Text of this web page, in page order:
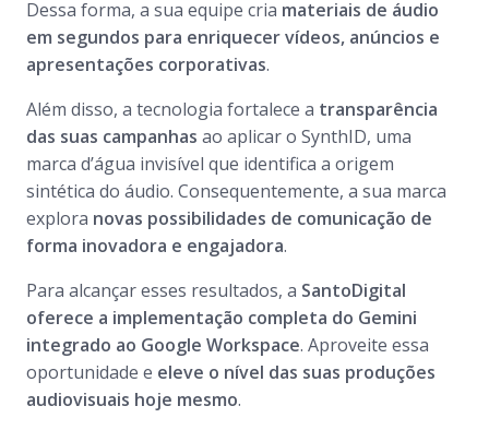
Dessa forma, a sua equipe cria materiais de áudio
em segundos para enriquecer vídeos, anúncios e
apresentações corporativas.
Além disso, a tecnologia fortalece a transparência
das suas campanhas ao aplicar o SynthID, uma
marca d’água invisível que identifica a origem
sintética do áudio. Consequentemente, a sua marca
explora novas possibilidades de comunicação de
forma inovadora e engajadora.
Para alcançar esses resultados, a SantoDigital
oferece a implementação completa do Gemini
integrado ao Google Workspace. Aproveite essa
oportunidade e eleve o nível das suas produções
audiovisuais hoje mesmo.